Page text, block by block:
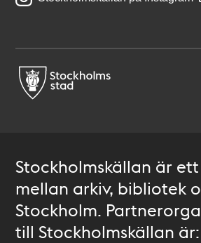
Stockholmskällan är
mellan arkiv, bibliotek
Stockholm.
till Stockholmskällan är: